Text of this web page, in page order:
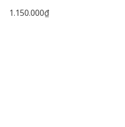
1.150.000₫